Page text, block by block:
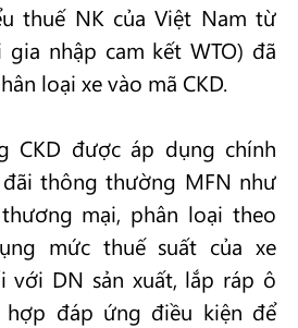
thuế NK của Việt Nam từ
nhập cam kết WTO) đã
loại xe vào mã CKD.
CKD được áp dụng chính
thông thường MFN như
mại, phân loại theo
mức thuế suất của xe
với DN sản xuất, lắp ráp ô
đáp ứng điều kiện để